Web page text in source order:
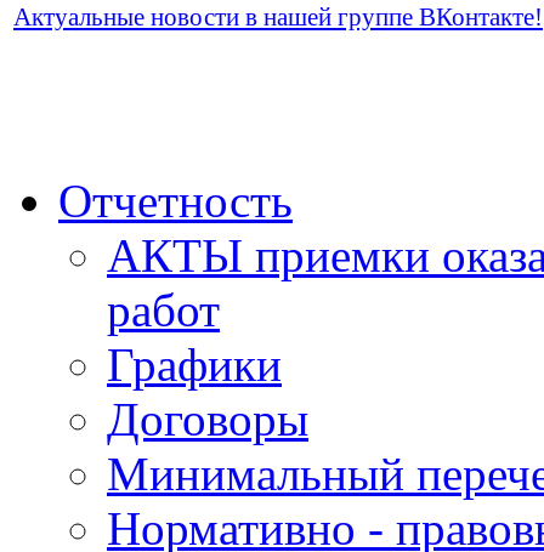
Актуальные новости в нашей группе ВКонтакте!
Отчетность
АКТЫ приемки
работ
Графики
Договоры
Минимальный
Нормативно -